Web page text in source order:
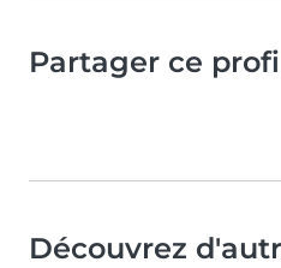
Partager ce
Découvrez